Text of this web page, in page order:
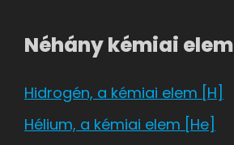
Néhány kémiai elem
Hidrogén, a kémiai elem [H]
Hélium, a kémiai elem [He]